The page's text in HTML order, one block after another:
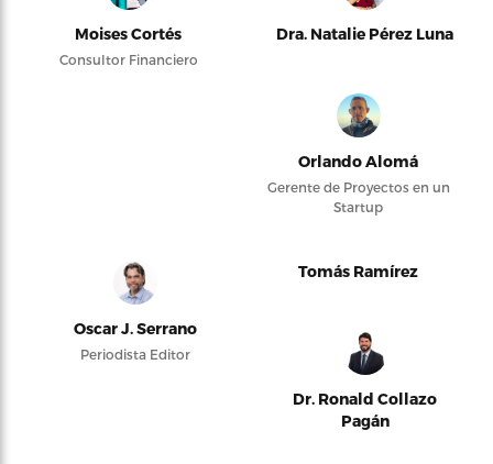
Moises Cortés
Consultor Financiero
Dra. Natalie Pérez Luna
Orlando Alomá
Gerente de Proyectos en un
Startup
Oscar J. Serrano
Periodista Editor
Tomás Ramírez
Dr. Ronald Collazo
Pagán